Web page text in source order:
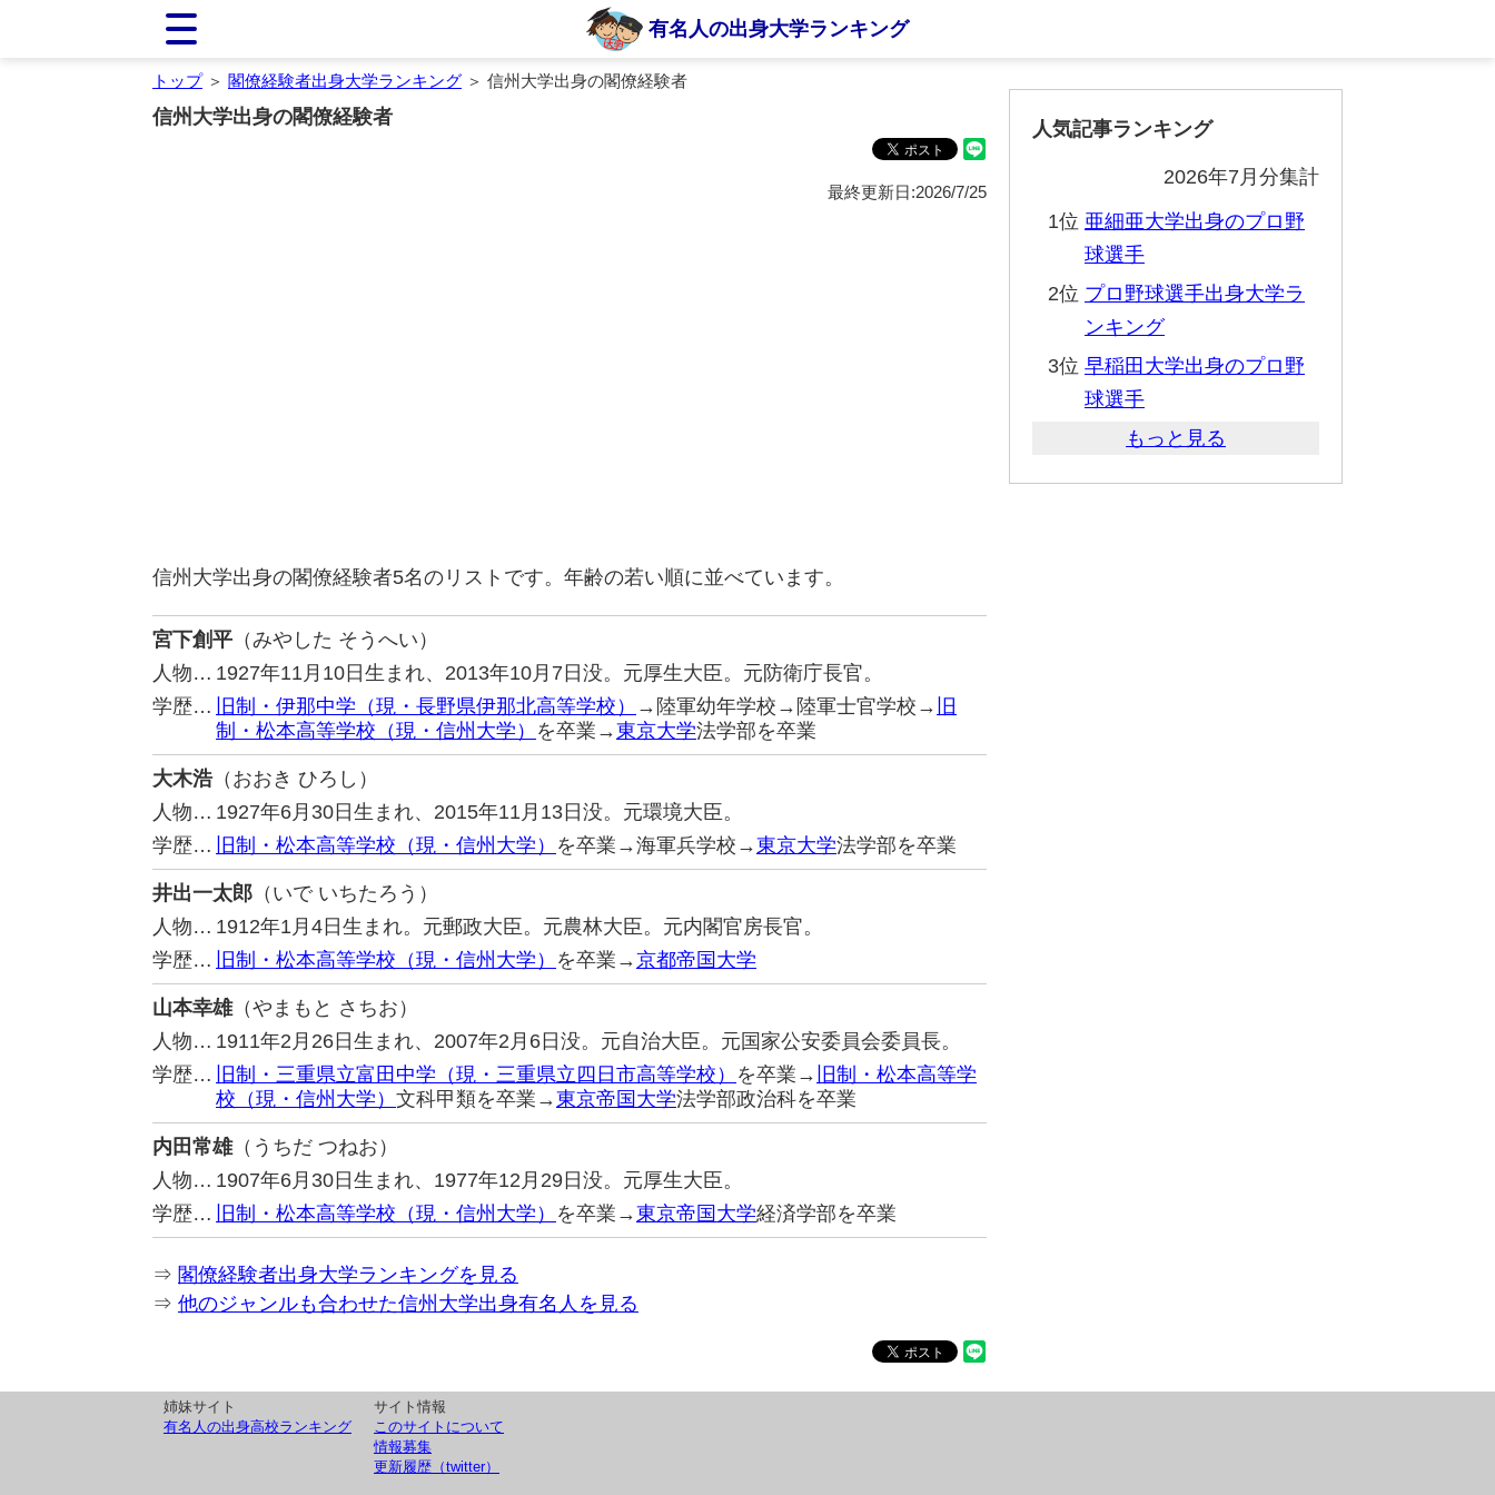
有名人の出身大学ランキング
トップ＞ 閣僚経験者出身大学ランキング ＞ 信州大学出身の閣僚経験者
信州大学出身の閣僚経験者
最終更新日:2026/7/25
信州大学出身の閣僚経験者5名のリストです。年齢の若い順に並べています。
宮下創平 （みやした そうへい）
人物… 1927年11月10日生まれ、2013年10月7日没。元厚生大臣。元防衛庁長官。
学歴…
旧制・伊那中学（現・長野県伊那北高等学校） →陸軍幼年学校→陸軍士官学校→ 旧
制・松本高等学校（現・信州大学） を卒業→東京大学法学部を卒業
大木浩（おおき ひろし）
人物… 1927年6月30日生まれ、2015年11月13日没。元環境大臣。
学歴…
旧制・松本高等学校（現・信州大学） を卒業→海軍兵学校→東京大学法学部を卒業
井出一太郎 （いで いちたろう）
人物… 1912年1月4日生まれ。元郵政大臣。元農林大臣。元内閣官房長官。
学歴…
旧制・松本高等学校（現・信州大学） を卒業→京都帝国大学
山本幸雄（やまもと さちお）
人物… 1911年2月26日生まれ、2007年2月6日没。元自治大臣。元国家公安委員会委員長。
学歴…
旧制・三重県立富田中学（現・三重県立四日市高等学校） を卒業→ 旧制・松本高等学
校（現・信州大学） 文科甲類を卒業→東京帝国大学法学部政治科を卒業
内田常雄（うちだ つねお）
人物… 1907年6月30日生まれ、1977年12月29日没。元厚生大臣。
学歴…
旧制・松本高等学校（現・信州大学） を卒業→東京帝国大学経済学部を卒業
⇒ 閣僚経験者出身大学ランキングを見る
⇒ 他のジャンルも合わせた信州大学出身有名人を見る
人気記事ランキング
2026年7月分集計
1位 亜細亜大学出身のプロ野
球選手
2位 プロ野球選手出身大学ラ
ンキング
3位 早稲田大学出身のプロ野
球選手
もっと見る
姉妹サイト
有名人の出身高校ランキング
サイト情報
このサイトについて
情報募集
更新履歴（twitter）